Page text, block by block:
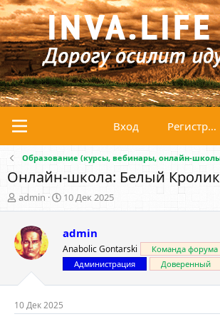
Вход Регистрация
Образование (курсы, вебинары, онлайн-
Онлайн-школа: Белый
А
в
о
р
т
м
ы
admin
Д
а
а
н
а
ч
а
а
10 Дек 2025
admin
Anabolic Gontarski
Команда форума
Администрация
Доверенный
10 Дек 2025